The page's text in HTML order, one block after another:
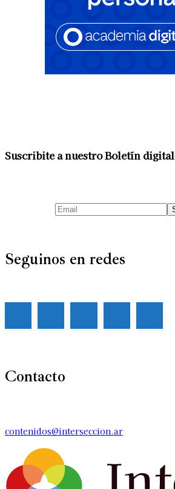
Suscribite a nuestro Boletín digital
Seguinos en redes
Contacto
contenidos@interseccion.ar